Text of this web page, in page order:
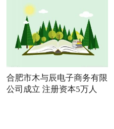
合肥市木与辰电子商务有限
公司成立 注册资本5万人